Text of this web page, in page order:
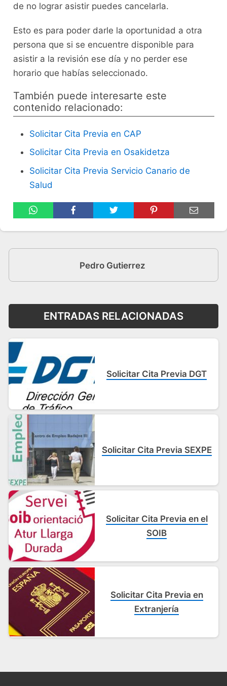
de no lograr asistir puedes cancelarla.
Esto es para poder darle la oportunidad a otra
persona que si se encuentre disponible para
asistir a la revisión ese día y no perder ese
horario que habías seleccionado.
También puede interesarte este
contenido relacionado:
Solicitar Cita Previa en CAP
Solicitar Cita Previa en Osakidetza
Solicitar Cita Previa Servicio Canario de
Salud
Pedro Gutierrez
ENTRADAS RELACIONADAS
Solicitar Cita Previa DGT
Solicitar Cita Previa SEXPE
Solicitar Cita Previa en el
SOIB
Solicitar Cita Previa en
Extranjería